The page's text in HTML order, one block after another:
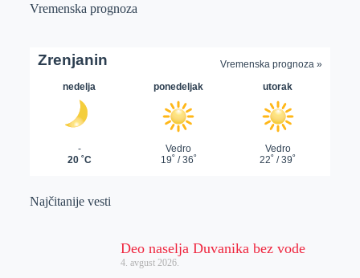
Vremenska prognoza
Najčitanije vesti
Deo naselja Duvanika bez vode
4. avgust 2026.